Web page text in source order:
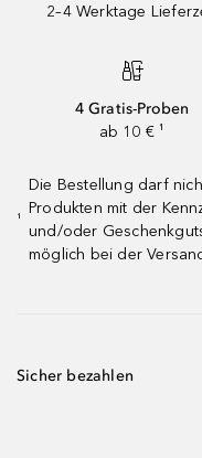
2–4 Werktage
4 Gratis-Proben
ab 10 € ¹
¹
Die Bestellung darf
Produkten mit der
und/oder
möglich bei der
Sicher bezahlen